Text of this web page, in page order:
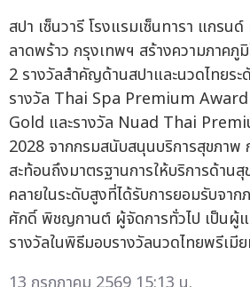
สปา เซ็นวารี โรงแรมเซ็นทารา แกรน
ลาดพร้าว กรุงเทพฯ สร้างความภาคภู
2 รางวัลสำคัญด้านสปาและนวดไทยระ
รางวัล Thai Spa Premium Award
Gold และรางวัล Nuad Thai
2028 จากกรมสนับสนุนบริการสุขภาพ
สะท้อนถึงมาตรฐานการให้บริการด้าน
คลายในระดับสูงที่ได้รับการยอมรับจา
ศักดิ์ พิชญกานต์ ผู้จัดการทั่วไป เป็นผู้แ
รางวัลในพิธีมอบรางวัลนวดไทยพรีเมี